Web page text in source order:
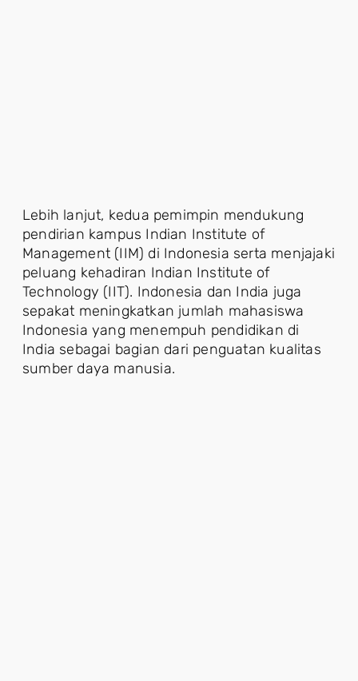
Lebih lanjut, kedua pemimpin mendukung
pendirian kampus Indian Institute of
Management (IIM) di Indonesia serta menjajaki
peluang kehadiran Indian Institute of
Technology (IIT). Indonesia dan India juga
sepakat meningkatkan jumlah mahasiswa
Indonesia yang menempuh pendidikan di
India sebagai bagian dari penguatan kualitas
sumber daya manusia.